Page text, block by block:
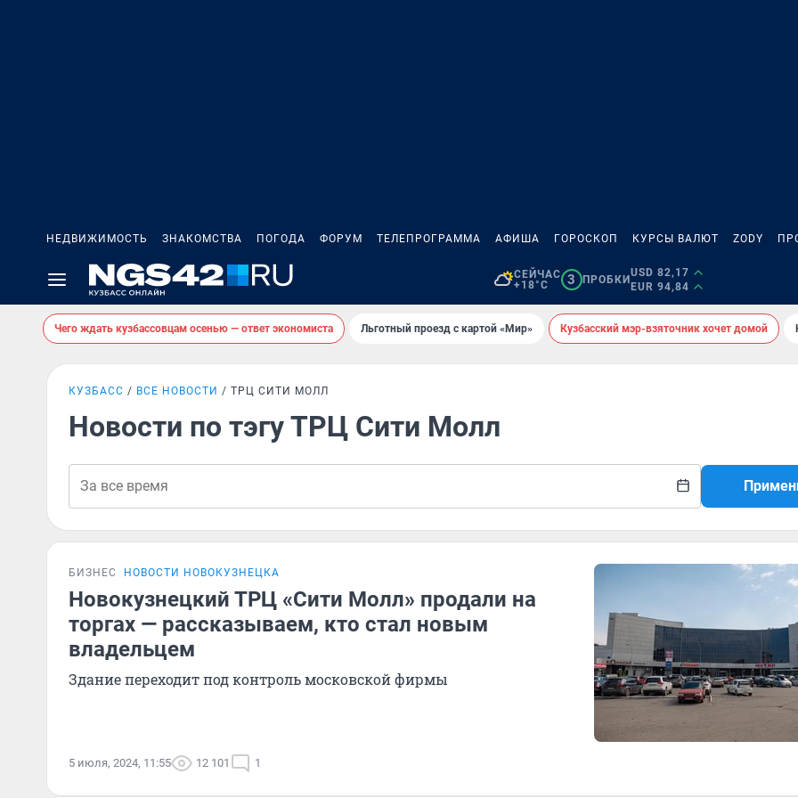
НЕДВИЖИМОСТЬ ЗНАКОМСТВА ПОГОДА ФОРУМ ТЕЛЕПРОГРАММА АФИША ГОРОСКОП КУРСЫ ВАЛЮТ ZODY
СЕЙЧАС
+18°C
3 ПРОБКИ
USD 82,17
EUR 94,84
Чего ждать кузбассовцам осенью — ответ экономиста Льготный проезд с картой «Мир» Кузбасский мэр-взяточник хочет домой
КУЗБАСС ВСЕ НОВОСТИ ТРЦ СИТИ МОЛЛ
Новости по тэгу ТРЦ Сити Молл
БИЗНЕС НОВОСТИ НОВОКУЗНЕЦКА
Новокузнецкий ТРЦ «Сити Молл» продали на
торгах — рассказываем, кто стал новым
владельцем
Здание переходит под контроль московской фирмы
5 июля, 2024, 11:55 12 101 1